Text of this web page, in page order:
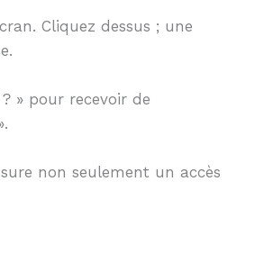
Cliquez dessus ; une
» pour recevoir de
non seulement un accès